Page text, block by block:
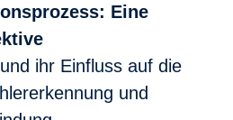
Eine
ihr Einfluss auf die
und